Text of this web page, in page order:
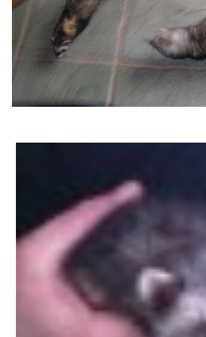
V PÉČI
VIRTUÁLNÍ ADOPCE
PODMÍNKY PŘEVZETÍ FRETKY.
O FRETCE